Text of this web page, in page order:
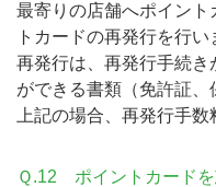
最寄りの店舗へポイン
トカードの再発行を行い
再発行は、再発行手続
ができる書類（免許証、
上記の場合、再発行手数
Ｑ.12
ポイントカード